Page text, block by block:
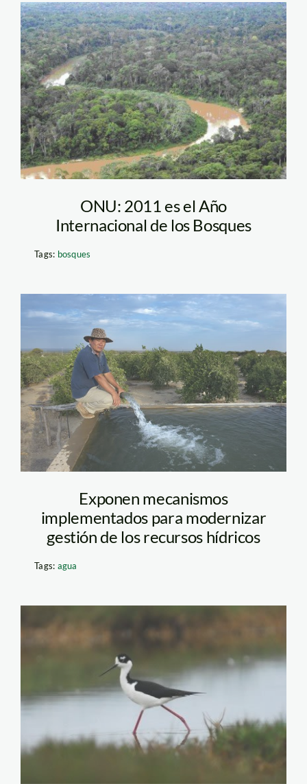
ONU: 2011 es el Año
Internacional de los Bosques
Tags: bosques
agua_tm
Exponen mecanismos
implementados para modernizar
gestión de los recursos hídricos
Tags: agua
ave_minam